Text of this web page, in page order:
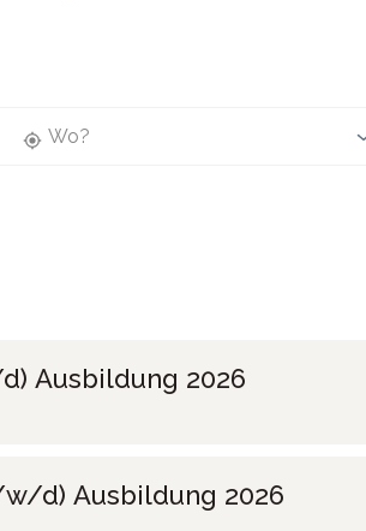
Wo?
Ausbildung 2026
d) Ausbildung 2026